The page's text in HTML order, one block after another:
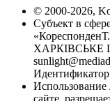
© 2000-2026,
Субъект в
ХАРКІВСЬКЕ
сайте,